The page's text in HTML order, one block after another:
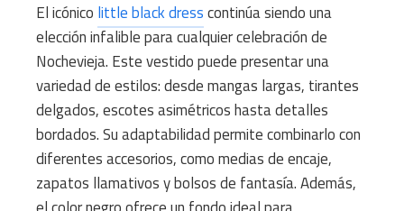
El icónico little black dresscontinúa siendo una
elección infalible para cualquier celebración de
Nochevieja. Este vestido puede presentar una
variedad de estilos: desde mangas largas, tirantes
delgados, escotes asimétricos hasta detalles
bordados. Su adaptabilidad permite combinarlo con
diferentes accesorios, como medias de encaje,
zapatos llamativos y bolsos de fantasía. Además,